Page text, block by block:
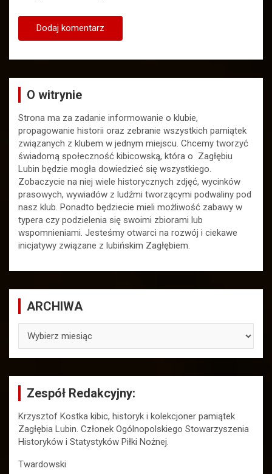
O witrynie
Strona ma za zadanie informowanie o klubie,
propagowanie historii oraz zebranie wszystkich pamiątek
związanych z klubem w jednym miejscu. Chcemy tworzyć
świadomą społeczność kibicowską, która o Zagłębiu
Lubin będzie mogła dowiedzieć się wszystkiego.
Zobaczycie na niej wiele historycznych zdjęć, wycinków
prasowych, wywiadów z ludźmi tworzącymi podwaliny pod
nasz klub. Ponadto będziecie mieli możliwość zabawy w
typera czy podzielenia się swoimi zbiorami lub
wspomnieniami. Jesteśmy otwarci na rozwój i ciekawe
inicjatywy związane z lubińskim Zagłębiem.
ARCHIWA
Zespół Redakcyjny:
Krzysztof Kostka kibic, historyk i kolekcjoner pamiątek
Zagłębia Lubin. Członek Ogólnopolskiego Stowarzyszenia
Historyków i Statystyków Piłki Nożnej.
Twardowski